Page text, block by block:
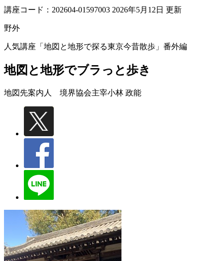
講座コード：202604-01597003 2026年5月12日 更新
野外
人気講座「地図と地形で探る東京今昔散歩」番外編
地図と地形でブラっと歩き
地図先案内人 境界協会主宰小林 政能